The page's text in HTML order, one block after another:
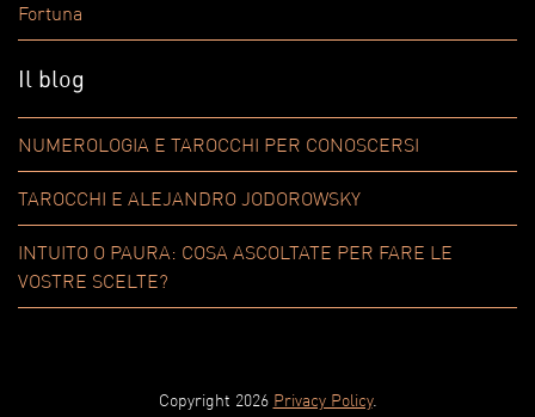
Fortuna
Il blog
NUMEROLOGIA E TAROCCHI PER CONOSCERSI
TAROCCHI E ALEJANDRO JODOROWSKY
INTUITO O PAURA: COSA ASCOLTATE PER FARE LE
VOSTRE SCELTE?
Copyright 2026 Privacy Policy.